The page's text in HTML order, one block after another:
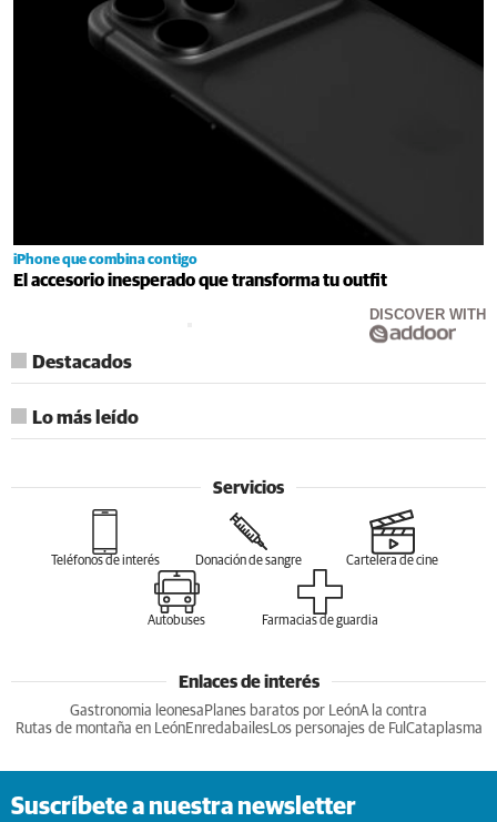
iPhone que combina contigo
El accesorio inesperado que transforma tu outfit
DISCOVER WITH
Destacados
Lo más leído
Servicios
Teléfonos de interés Donación de sangre Cartelera de cine
Autobuses Farmacias de guardia
Enlaces de interés
Gastronomia leonesa Planes baratos por LeónA la contra
Rutas de montaña en LeónEnredabailesLos personajes de Ful Cataplasma
Suscríbete a nuestra newsletter